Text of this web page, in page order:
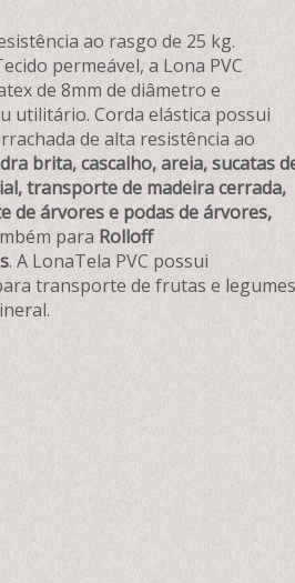
ao rasgo de 25 kg.
permeável, a Lona PVC
de 8mm de diâmetro e
utilitário. Corda elástica possui
de alta resistência ao
brita, cascalho, areia, sucatas
transporte de madeira cerrada,
de árvores e podas de árvores,
para Rolloff
. A LonaTela PVC possui
transporte de frutas e legumes